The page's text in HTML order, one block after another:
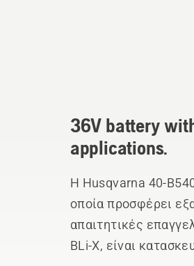
36V battery
applications.
H Husqvarna 40-
οποία προσφέρει
απαιτητικές
BLi-X, είναι